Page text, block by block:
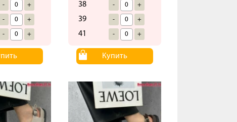
- +
- +
- +
38 - +
39 - +
41 - +
Купить